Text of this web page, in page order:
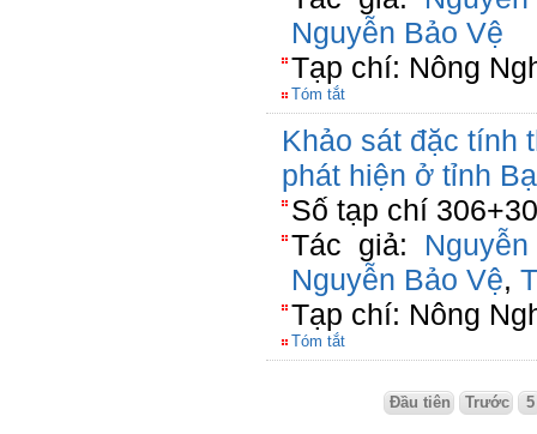
Nguyễn Bảo Vệ
Tạp chí: Nông
Tóm tắt
Khảo sát đặc tính
phát hiện ở tỉnh
Số tạp chí
Tác giả:
Nguyễn Bảo Vệ,
Tạp chí: Nông
Tóm tắt
Đầu tiên Trước 5